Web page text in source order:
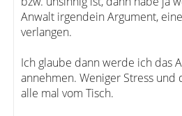
Anwalt irgendein Argument,
verlangen.
Ich glaube dann werde ich das
annehmen. Weniger Stress und
alle mal vom Tisch.